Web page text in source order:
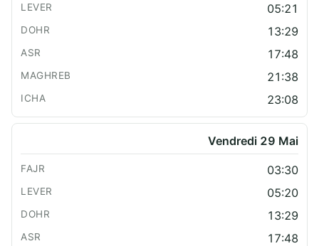
05:21
13:29
17:48
21:38
23:08
Vendredi 29 Mai
03:30
05:20
13:29
17:48